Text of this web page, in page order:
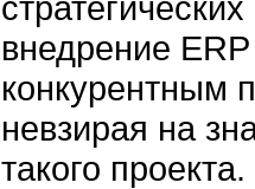
внедрение
конкурентным
невзирая на
такого проекта.